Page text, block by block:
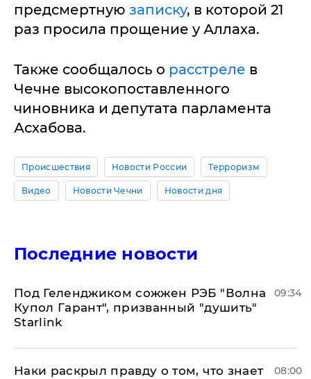
предсмертную записку, в которой 21
раз просила прощение у Аллаха.
Также сообщалось о расстреле в
Чечне высокопоставленного
чиновника и депутата парламента
Асхабова.
Происшествия Новости России Терроризм
Видео Новости Чечни Новости дня
Последние новости
Под Геленджиком сожжен РЭБ "Волна
Купол Гарант", призванный "душить"
Starlink
09:34
Наки раскрыл правду о том, что знает
08:00